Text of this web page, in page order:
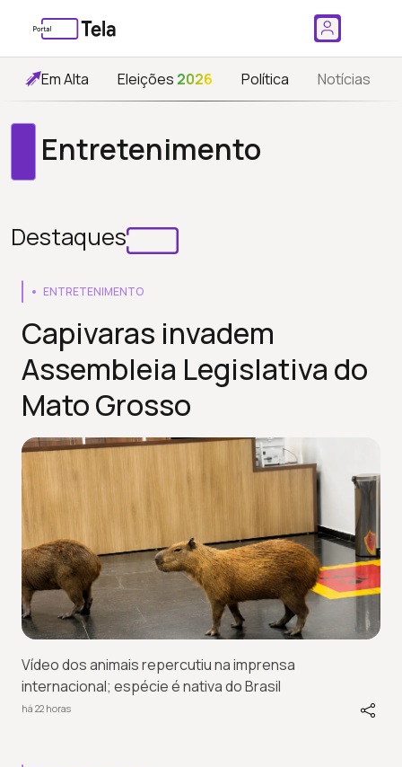
Em Alta Eleições 2026 Política Notícias
Entretenimento
Destaques
ENTRETENIMENTO
Capivaras invadem
Assembleia Legislativa do
Mato Grosso
Vídeo dos animais repercutiu na imprensa
internacional; espécie é nativa do Brasil
há 22 horas